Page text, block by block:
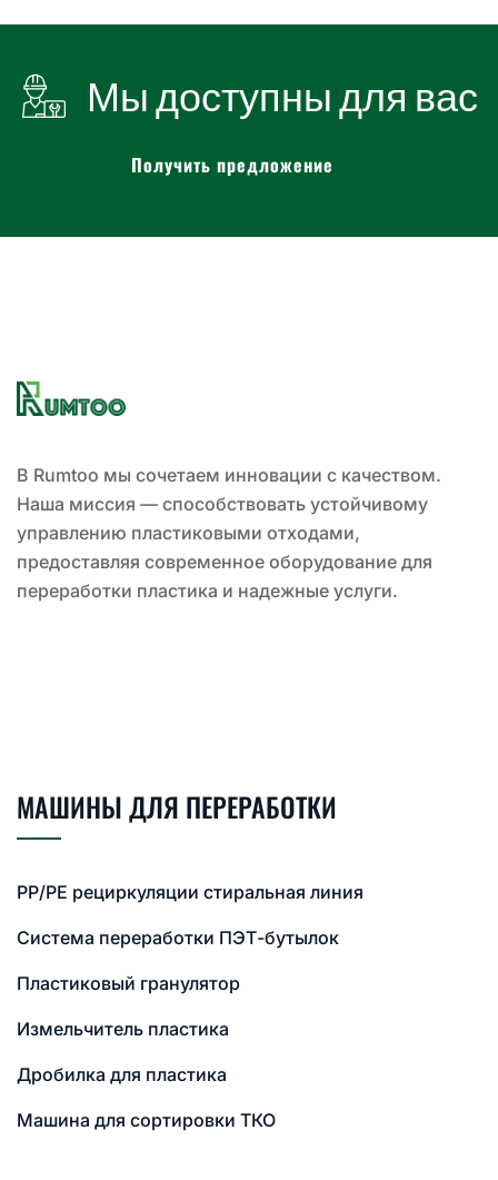
Мы доступны для вас
Получить предложение
В Rumtoo мы сочетаем инновации с качеством.
Наша миссия — способствовать устойчивому
управлению пластиковыми отходами,
предоставляя современное оборудование для
переработки пластика и надежные услуги.
МАШИНЫ ДЛЯ ПЕРЕРАБОТКИ
PP/PE рециркуляции стиральная линия
Система переработки ПЭТ-бутылок
Пластиковый гранулятор
Измельчитель пластика
Дробилка для пластика
Машина для сортировки ТКО